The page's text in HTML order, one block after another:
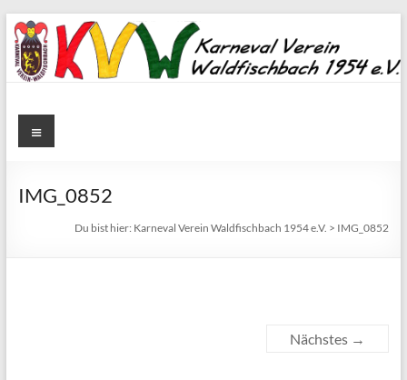
Zum
Inhalt
springen
Karneval
Waldfischbach
1954
Menü
IMG_0852
Du bist hier: Karneval Verein Waldfischbach 1954 e.V. > IMG_0852
Nächstes →